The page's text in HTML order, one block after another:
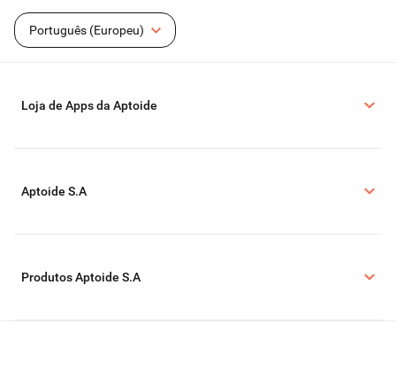
Português (Europeu)
Loja de Apps da Aptoide
Aptoide S.A
Produtos Aptoide S.A